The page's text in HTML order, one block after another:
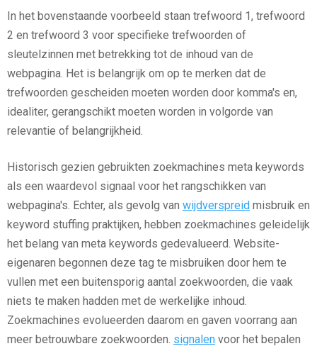
In het bovenstaande voorbeeld staan trefwoord 1, trefwoord
2 en trefwoord 3 voor specifieke trefwoorden of
sleutelzinnen met betrekking tot de inhoud van de
webpagina. Het is belangrijk om op te merken dat de
trefwoorden gescheiden moeten worden door komma's en,
idealiter, gerangschikt moeten worden in volgorde van
relevantie of belangrijkheid.
Historisch gezien gebruikten zoekmachines meta keywords
als een waardevol signaal voor het rangschikken van
webpagina's. Echter, als gevolg van wijdverspreid misbruik en
keyword stuffing praktijken, hebben zoekmachines geleidelijk
het belang van meta keywords gedevalueerd. Website-
eigenaren begonnen deze tag te misbruiken door hem te
vullen met een buitensporig aantal zoekwoorden, die vaak
niets te maken hadden met de werkelijke inhoud.
Zoekmachines evolueerden daarom en gaven voorrang aan
meer betrouwbare zoekwoorden. signalen voor het bepalen